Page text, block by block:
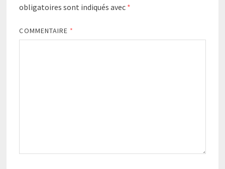
obligatoires sont indiqués avec *
COMMENTAIRE *